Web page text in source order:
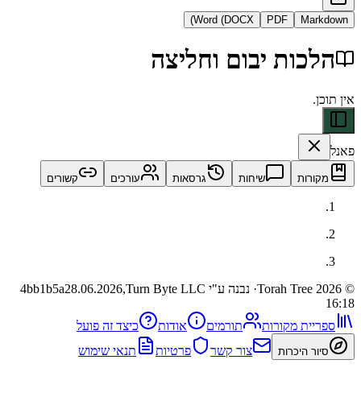
PDF
Word (DOCX)
יבום וחליצה
שיחות גרסאות עורכים קשורים
· נבנה ע"י Turn Byte LLC 4bb1b5a28.06.2026,
מקורות תורמים אודות כיצד זה פועל
היכרות צור קשר פרטיות תנאי שימוש